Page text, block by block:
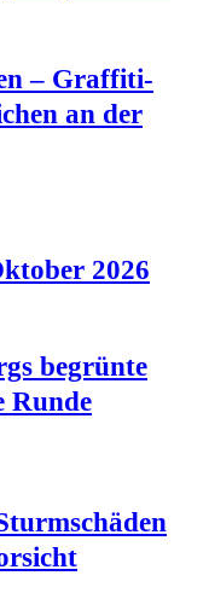
– Graf­fi­ti-
an der
2026
begrün­te
Runde